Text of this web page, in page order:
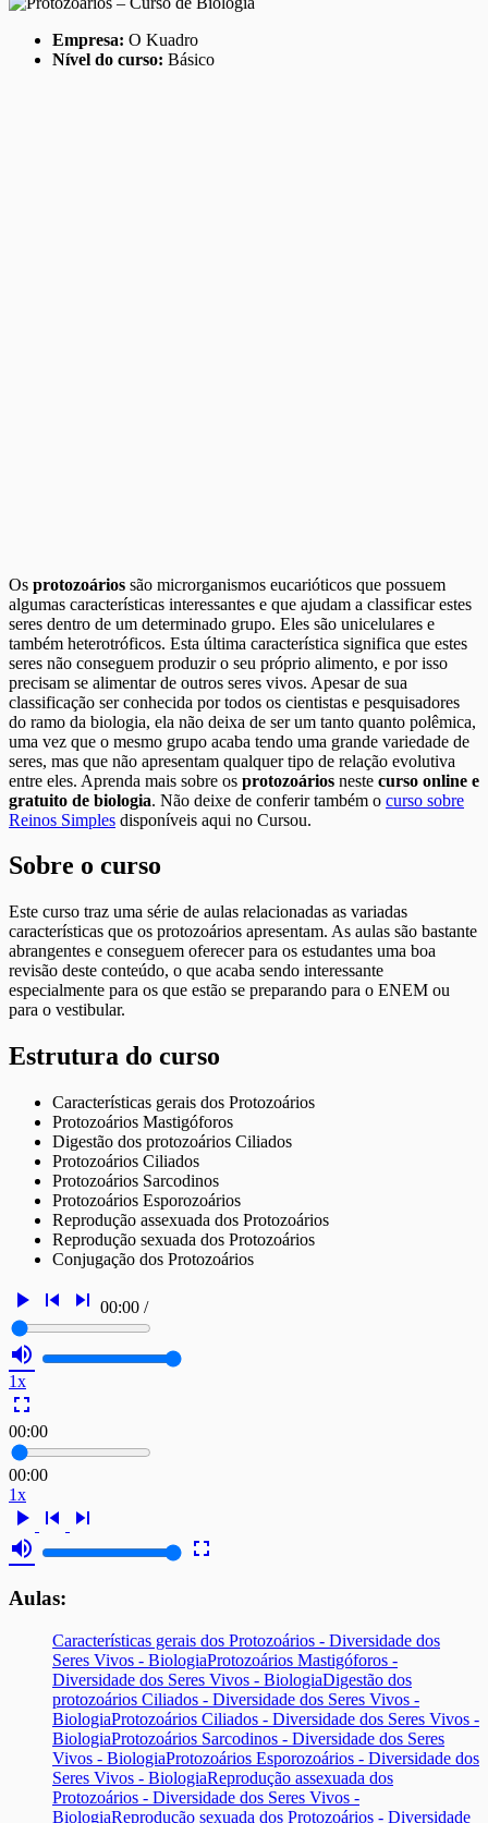
Empresa: O Kuadro
Nível do curso: Básico
Os protozoários são microrganismos eucarióticos que possuem
algumas características interessantes e que ajudam a classificar estes
seres dentro de um determinado grupo. Eles são unicelulares e
também heterotróficos. Esta última característica significa que estes
seres não conseguem produzir o seu próprio alimento, e por isso
precisam se alimentar de outros seres vivos. Apesar de sua
classificação ser conhecida por todos os cientistas e pesquisadores
do ramo da biologia, ela não deixa de ser um tanto quanto polêmica,
uma vez que o mesmo grupo acaba tendo uma grande variedade de
seres, mas que não apresentam qualquer tipo de relação evolutiva
entre eles. Aprenda mais sobre os protozoários neste curso online e
gratuito de biologia. Não deixe de conferir também o curso sobre
Reinos Simples disponíveis aqui no Cursou.
Sobre o curso
Este curso traz uma série de aulas relacionadas as variadas
características que os protozoários apresentam. As aulas são bastante
abrangentes e conseguem oferecer para os estudantes uma boa
revisão deste conteúdo, o que acaba sendo interessante
especialmente para os que estão se preparando para o ENEM ou
para o vestibular.
Estrutura do curso
Características gerais dos Protozoários
Protozoários Mastigóforos
Digestão dos protozoários Ciliados
Protozoários Ciliados
Protozoários Sarcodinos
Protozoários Esporozoários
Reprodução assexuada dos Protozoários
Reprodução sexuada dos Protozoários
Conjugação dos Protozoários
play_arrow skip_previous skip_next 00:00 /
volume_up
1x
fullscreen
00:00
00:00
1x
play_arrow skip_previous
skip_next
volume_up
fullscreen
Aulas:
Características gerais dos Protozoários - Diversidade dos
Seres Vivos - BiologiaProtozoários Mastigóforos -
Diversidade dos Seres Vivos - BiologiaDigestão dos
protozoários Ciliados - Diversidade dos Seres Vivos -
BiologiaProtozoários Ciliados - Diversidade dos Seres Vivos -
BiologiaProtozoários Sarcodinos - Diversidade dos Seres
Vivos - BiologiaProtozoários Esporozoários - Diversidade dos
Seres Vivos - BiologiaReprodução assexuada dos
Protozoários - Diversidade dos Seres Vivos -
BiologiaReprodução sexuada dos Protozoários - Diversidade